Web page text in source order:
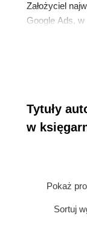
Założyciel
Google Ads,
SEM swoim
Tytuły
w
Pokaż
Sortuj